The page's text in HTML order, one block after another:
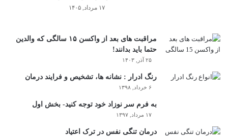
۱۷ مرداد, ۱۴۰۵
مراقبت های بعد از واکسن ۱۵ سالگی که والدین
حتما باید بدانند!
۲۵ آذر, ۱۴۰۳
رنگ ادرار : نشانه ها، تشخیص و فرایند درمان
۶ خرداد, ۱۳۹۸
به فرم سر نوزاد خود توجه کنید- بخش اول
۱۷ مرداد, ۱۳۹۷
درمان تنگی نفس در ترک اعتیاد